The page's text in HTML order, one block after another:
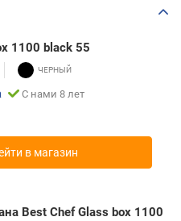
1100 black 55
С нами 8 лет
в магазин
Best Chef Glass box 1100